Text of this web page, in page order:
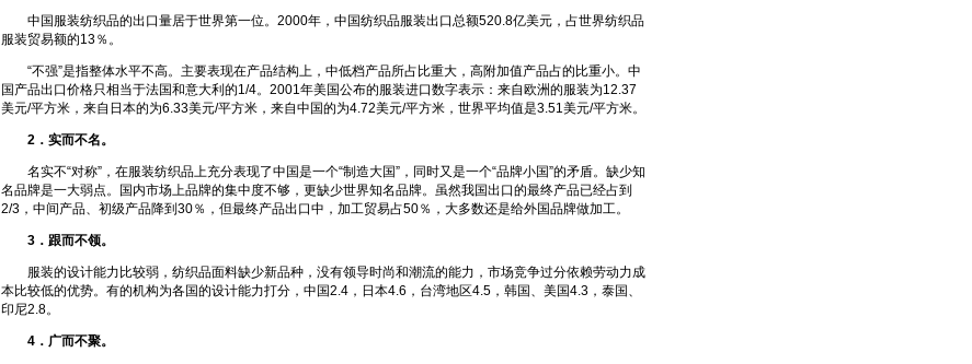
中国服装纺织品的出口量居于世界第一位。2000年，中国纺织品服装出口总额520.8亿美元，占世界纺织品
服装贸易额的13％。
“不强”是指整体水平不高。主要表现在产品结构上，中低档产品所占比重大，高附加值产品占的比重小。中
国产品出口价格只相当于法国和意大利的1/4。2001年美国公布的服装进口数字表示：来自欧洲的服装为12.37
美元/平方米，来自日本的为6.33美元/平方米，来自中国的为4.72美元/平方米，世界平均值是3.51美元/平方米。
2．实而不名。
名实不“对称”，在服装纺织品上充分表现了中国是一个“制造大国”，同时又是一个“品牌小国”的矛盾。缺少知
名品牌是一大弱点。国内市场上品牌的集中度不够，更缺少世界知名品牌。虽然我国出口的最终产品已经占到
2/3，中间产品、初级产品降到30％，但最终产品出口中，加工贸易占50％，大多数还是给外国品牌做加工。
3．跟而不领。
服装的设计能力比较弱，纺织品面料缺少新品种，没有领导时尚和潮流的能力，市场竞争过分依赖劳动力成
本比较低的优势。有的机构为各国的设计能力打分，中国2.4，日本4.6，台湾地区4.5，韩国、美国4.3，泰国、
印尼2.8。
4．广而不聚。